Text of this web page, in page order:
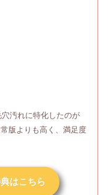
汚れに特化したのが
版よりも高く、満足度
はこちら